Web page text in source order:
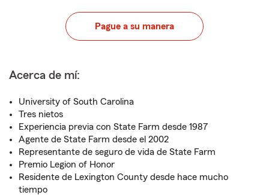
Pague a su manera
Acerca de mí:
University of South Carolina
Tres nietos
Experiencia previa con State Farm desde 1987
Agente de State Farm desde el 2002
Representante de seguro de vida de State Farm
Premio Legion of Honor
Residente de Lexington County desde hace mucho
tiempo